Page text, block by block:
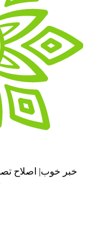
خبر خوب| اصلاح